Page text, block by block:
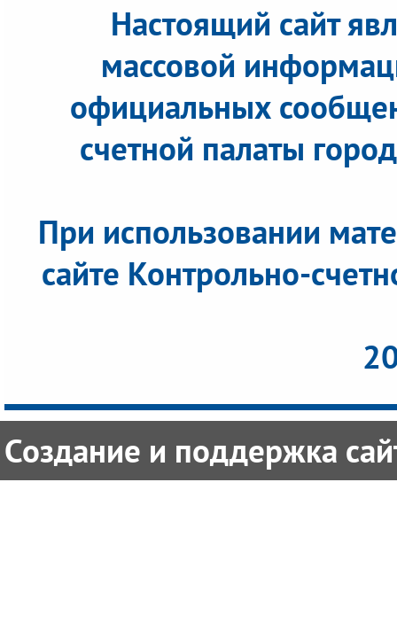
Настоящий сайт
массовой
официальных
счетной палаты
При использовании
сайте Контрольно-
Создание и поддержка